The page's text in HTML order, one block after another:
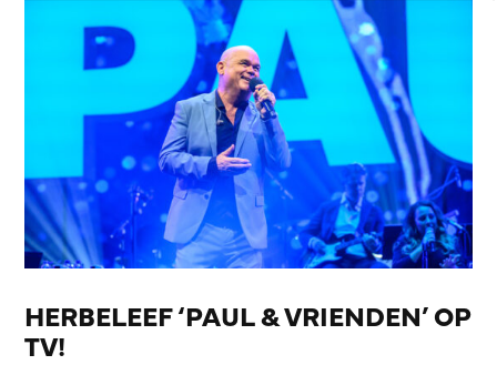
HERBELEEF ‘PAUL & VRIENDEN’ OP
TV!